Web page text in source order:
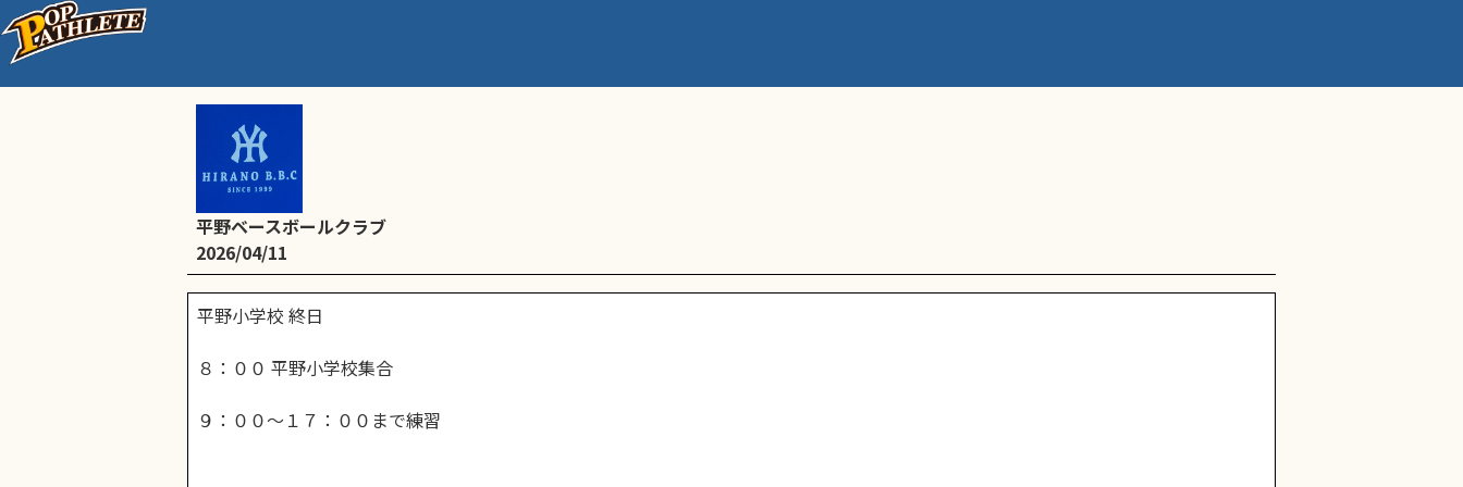
平野ベースボールクラブ
2026/04/11
平野小学校 終日
８：００ 平野小学校集合
９：００～１７：００まで練習